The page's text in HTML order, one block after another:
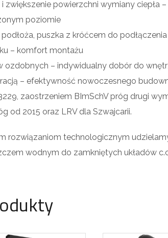
powierzchni wymiany ciepła –
poziomie
puszka z króćcem do
– komfort montażu
ozdobnych – indywidualny dobór do
– efektywność nowoczesnego
zaostrzeniem BImSchV próg drugi
od 2015 oraz LRV dla Szwajcarii.
rozwiązaniom technologicznym
wodnym do zamkniętych układów